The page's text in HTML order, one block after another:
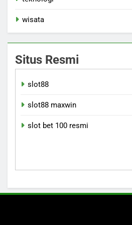
wisata
Situs Resmi
slot88
slot88 maxwin
slot bet 100 resmi